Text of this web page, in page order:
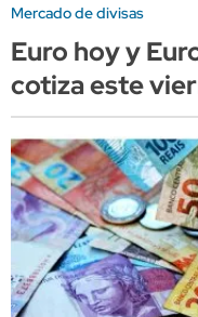
Mercado de divisas
Euro hoy y
cotiza este